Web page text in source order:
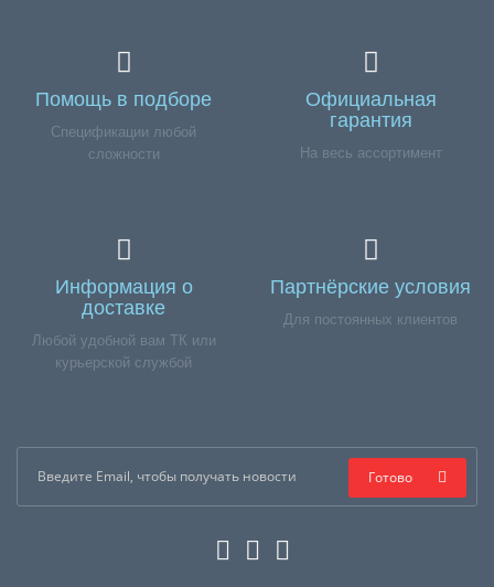
Помощь в подборе
Спецификации любой
сложности
Официальная
гарантия
На весь ассортимент
Информация о
доставке
Любой удобной вам ТК или
курьерской службой
Партнёрские условия
Для постоянных клиентов
Готово